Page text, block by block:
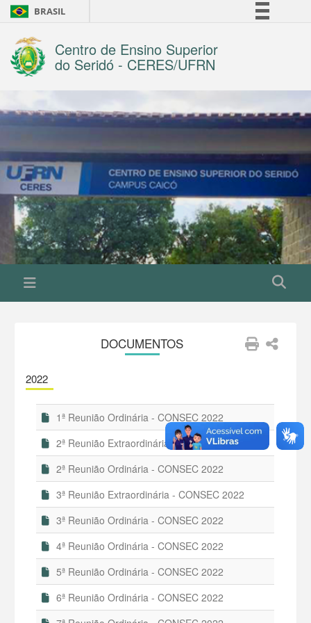
BRASIL
Comunica BR
Legislação
Centro de Ensino Superior
do Seridó - CERES/UFRN
DOCUMENTOS
2022
1ª Reunião Ordinária - CONSEC 2022
2ª Reunião Extraordinária - CONSEC 2022
2ª Reunião Ordinária - CONSEC 2022
3ª Reunião Extraordinária - CONSEC 2022
3ª Reunião Ordinária - CONSEC 2022
4ª Reunião Ordinária - CONSEC 2022
5ª Reunião Ordinária - CONSEC 2022
6ª Reunião Ordinária - CONSEC 2022